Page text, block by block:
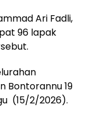
Ari Fadli,
96 lapak
Bontorannu 19
(15/2/2026).